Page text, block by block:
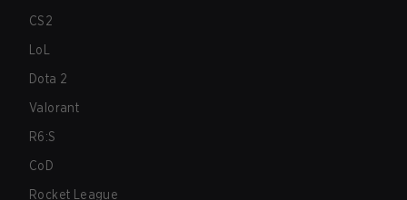
CS2
LoL
Dota 2
Valorant
R6:S
CoD
Rocket League